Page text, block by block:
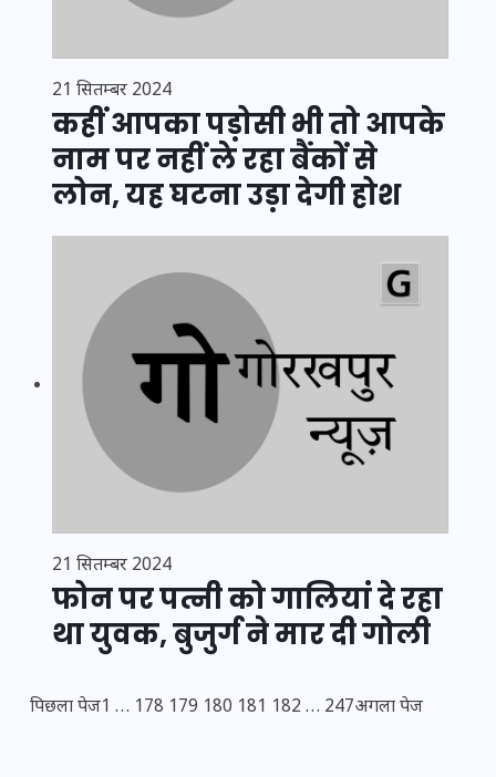
21 सितम्बर 2024
कहीं आपका पड़ोसी भी तो आपके
नाम पर नहीं ले रहा बैंकों से
लोन, यह घटना उड़ा देगी होश
21 सितम्बर 2024
फोन पर पत्नी को गालियां दे रहा
था युवक, बुजुर्ग ने मार दी गोली
पिछला पेज1 … 178 179 180 181 182… 247अगला पेज